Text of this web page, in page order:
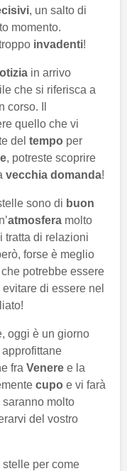
, un salto di
momento.
invadenti!
in arrivo
che si riferisca a
Il
quello che vi
del tempo per
, potreste scoprire
vecchia domanda!
sono di buon
atmosfera molto
tratta di relazioni
forse è meglio
potrebbe essere
evitare di essere nel
oggi è un giorno
fra Venere e la
cupo e vi farà
saranno molto
del vostro
per come